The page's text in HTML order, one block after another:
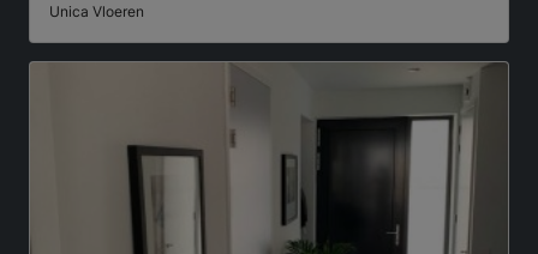
Unica Vloeren